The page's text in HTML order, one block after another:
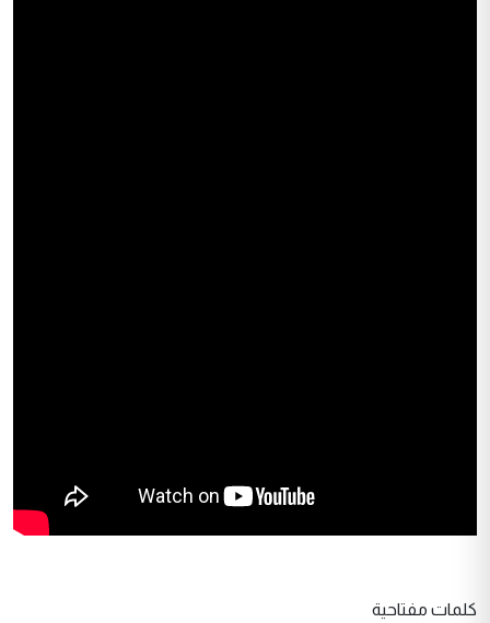
كلمات مفتاحية